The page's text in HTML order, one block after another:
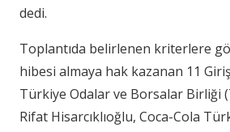
dedi.
Toplantıda belirlenen kriterlere
hibesi almaya hak kazanan 11
Türkiye Odalar ve Borsalar Birliği
Rifat Hisarcıklıoğlu, Coca-Cola